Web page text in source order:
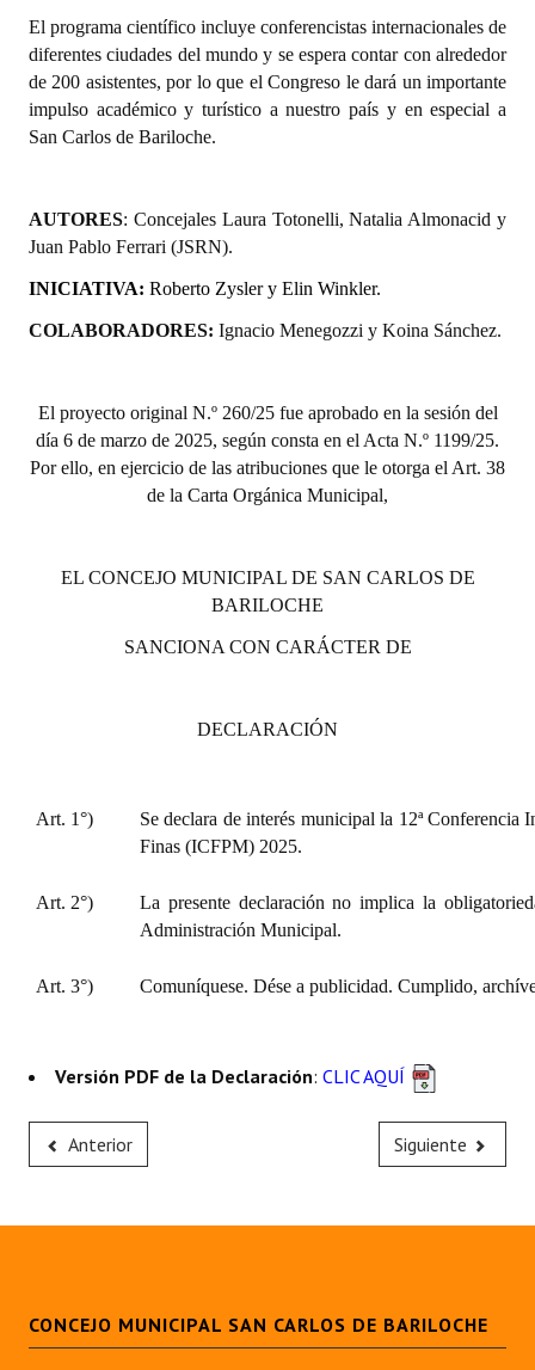
REFORMA DE LA CARTA ORGÁNICA
El programa científico incluye conferencistas internacionales de
diferentes ciudades del mundo y se espera contar con alrededor
de 200 asistentes, por lo que el Congreso le dará un importante
impulso académico y turístico a nuestro país y en especial a
San Carlos de Bariloche.
AUTORES: Concejales Laura Totonelli, Natalia Almonacid y
Juan Pablo Ferrari (JSRN).
INICIATIVA: Roberto Zysler y Elin Winkler.
COLABORADORES: Ignacio Menegozzi y Koina Sánchez.
El proyecto original N.º 260/25 fue aprobado en la sesión del
día 6 de marzo de 2025, según consta en el Acta N.º 1199/25.
Por ello, en ejercicio de las atribuciones que le otorga el Art. 38
de la Carta Orgánica Municipal,
EL CONCEJO MUNICIPAL DE SAN CARLOS DE
BARILOCHE
SANCIONA CON CARÁCTER DE
DECLARACIÓN
Art. 1°)
Se declara de interés municipal la 12ª Conferencia
Finas (ICFPM) 2025.
Art. 2°)
La presente declaración no implica la
Administración Municipal.
Art. 3°) Comuníquese. Dése a publicidad. Cumplido,
Versión PDF de la Declaración: CLIC AQUÍ
Anterior Siguiente
CONCEJO MUNICIPAL SAN CARLOS DE BARILOCHE